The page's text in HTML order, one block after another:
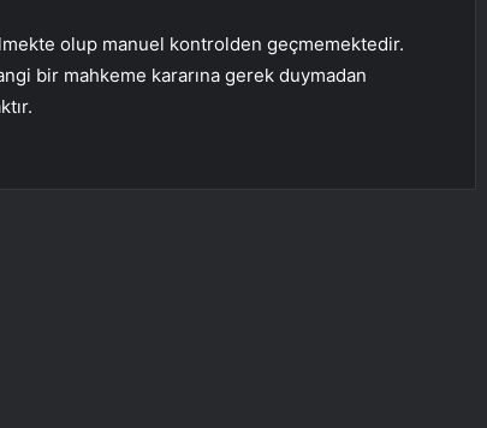
olup manuel kontrolden geçmemektedir.
bir mahkeme kararına gerek duymadan